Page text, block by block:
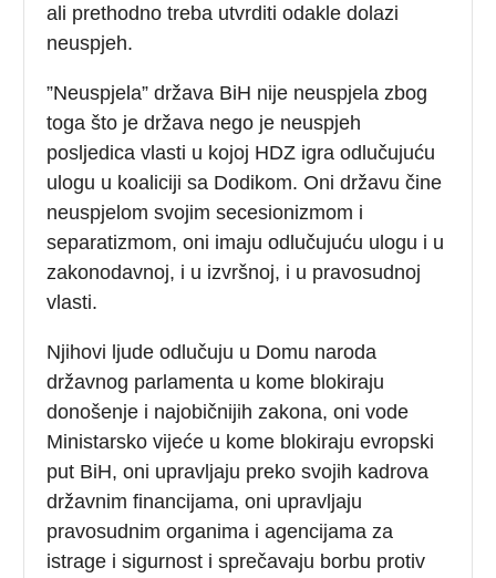
ali prethodno treba utvrditi odakle dolazi
neuspjeh.
”Neuspjela” država BiH nije neuspjela zbog
toga što je država nego je neuspjeh
posljedica vlasti u kojoj HDZ igra odlučujuću
ulogu u koaliciji sa Dodikom. Oni državu čine
neuspjelom svojim secesionizmom i
separatizmom, oni imaju odlučujuću ulogu i u
zakonodavnoj, i u izvršnoj, i u pravosudnoj
vlasti.
Njihovi ljude odlučuju u Domu naroda
državnog parlamenta u kome blokiraju
donošenje i najobičnijih zakona, oni vode
Ministarsko vijeće u kome blokiraju evropski
put BiH, oni upravljaju preko svojih kadrova
državnim financijama, oni upravljaju
pravosudnim organima i agencijama za
istrage i sigurnost i sprečavaju borbu protiv